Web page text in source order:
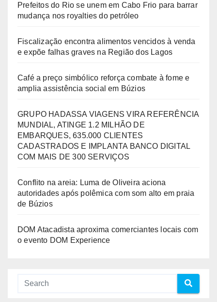
Prefeitos do Rio se unem em Cabo Frio para barrar
mudança nos royalties do petróleo
Fiscalização encontra alimentos vencidos à venda
e expõe falhas graves na Região dos Lagos
Café a preço simbólico reforça combate à fome e
amplia assistência social em Búzios
GRUPO HADASSA VIAGENS VIRA REFERÊNCIA
MUNDIAL, ATINGE 1.2 MILHÃO DE
EMBARQUES, 635.000 CLIENTES
CADASTRADOS E IMPLANTA BANCO DIGITAL
COM MAIS DE 300 SERVIÇOS
Conflito na areia: Luma de Oliveira aciona
autoridades após polêmica com som alto em praia
de Búzios
DOM Atacadista aproxima comerciantes locais com
o evento DOM Experience